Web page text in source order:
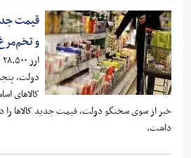
قیمت
و
کالاهای
خبر از سوی سخنگو دولت، قیمت جدید کالاها را در
داشت.